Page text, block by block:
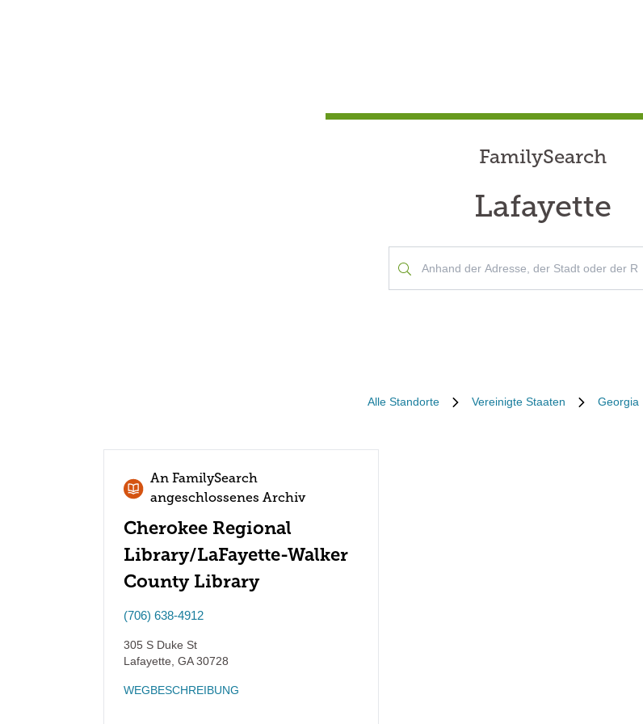
FamilySearch
Lafayette
Alle Standorte Vereinigte Staaten Georgia
An FamilySearch
angeschlossenes Archiv
Cherokee Regional
Library/LaFayette-Walker
County Library
(706) 638-4912
305 S Duke St
Lafayette GA30728
WEGBESCHREIBUNG